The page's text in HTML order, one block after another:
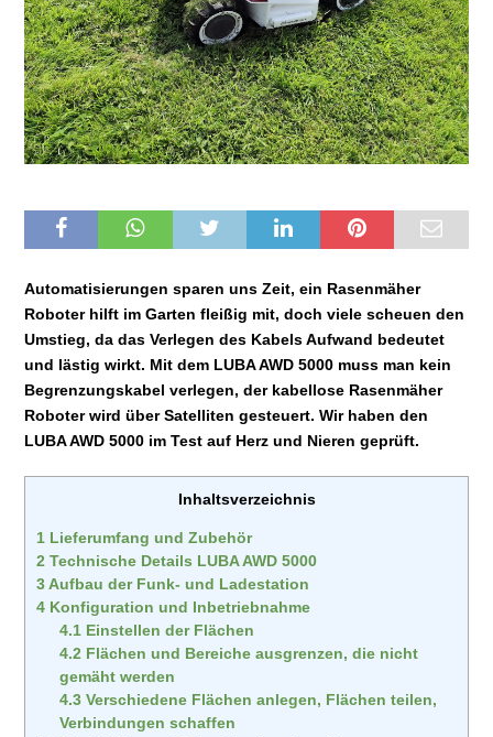
Automatisierungen sparen uns Zeit, ein Rasenmäher
Roboter hilft im Garten fleißig mit, doch viele scheuen den
Umstieg, da das Verlegen des Kabels Aufwand bedeutet
und lästig wirkt. Mit dem LUBA AWD 5000 muss man kein
Begrenzungskabel verlegen, der kabellose Rasenmäher
Roboter wird über Satelliten gesteuert. Wir haben den
LUBA AWD 5000 im Test auf Herz und Nieren geprüft.
Inhaltsverzeichnis
1 Lieferumfang und Zubehör
2 Technische Details LUBA AWD 5000
3 Aufbau der Funk- und Ladestation
4 Konfiguration und Inbetriebnahme
4.1Einstellen der Flächen
4.2Flächen und Bereiche ausgrenzen, die nicht
gemäht werden
4.3Verschiedene Flächen anlegen, Flächen teilen,
Verbindungen schaffen